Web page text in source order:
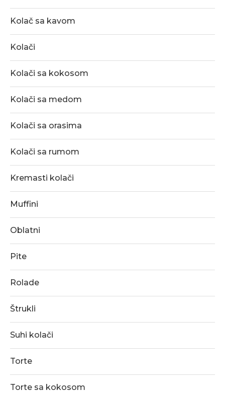
Kolač sa kavom
Kolači
Kolači sa kokosom
Kolači sa medom
Kolači sa orasima
Kolači sa rumom
Kremasti kolači
Muffini
Oblatni
Pite
Rolade
Štrukli
Suhi kolači
Torte
Torte sa kokosom